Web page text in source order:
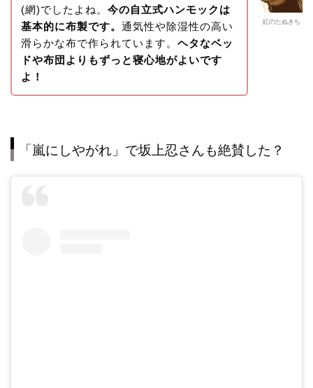
紅のたぬきち
(網)でしたよね。 今の自立式ハンモックは
基本的に布製です。 通気性や除湿性の高い
滑らかな布で作られています。 ヘタなベッ
ドや布団よりもずっと寝心地がよいです
よ！
「嵐にしやがれ」で坂上忍さんも絶賛した？